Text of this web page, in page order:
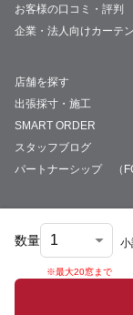
数量
※最大20窓まで
お客様の口コミ・評判
企業・法人向けカーテン
店舗を探す
出張採寸・施工
SMART ORDER
スタッフブログ
パートナーシップ （
会社概要 採用情